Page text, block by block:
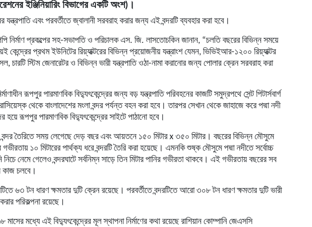
ইঞ্জিনিয়ারিং বিভাগের একটি অংশ)।
যন্ত্রপাতি এবং পরবর্তীতে জ্বালানী সরবরাহ করার জন্য এই বন্দরটি ব্যবহার করা হবে।
নির্মাণ প্রকল্পের সহ-সভাপতি ও পরিচালক এস. জি. লাসতোচকিন জানান, “চলতি বছরের বিভিন্ন সময়ে
কেন্দ্রের প্রথম ইউনিটের রিয়্যাক্টরের বিভিন্ন প্রয়োজনীয় যন্ত্রাংশ যেমন, ভিভিইআর-১২০০ রিয়্যাক্টর
চারটি স্টিম জেনারেটর ও বিভিন্ন ভারী যন্ত্রপাতি ওঠা-নামা করানোর জন্য পোলার ক্রেন সরবরাহ করা
রূপপুর পারমাণবিক বিদ্যুৎকেন্দ্রের জন্য বড় যন্ত্রপাতি পরিবহনের কাজটি সমুদ্রপথে সেন্ট পিটার্সবার্গ
থেকে বাংলাদেশের মংলা বন্দর পর্যন্ত বহন করা হবে। তারপর সেখান থেকে জাহাজে করে পদ্মা নদী
হয়ে রূপপুর পারমাণবিক বিদ্যুৎকেন্দ্রের সাইটে পাঠানো হবে।
বন্দর তৈরিতে সময় লেগেছে দেড় বছর এবং আয়তনে ১৫০ মিটার x ৩৫০ মিটার। বছরের বিভিন্ন মৌসুমে
গভীরতায় ১০ মিটারের পার্থক্য ধরে বন্দরটি তৈরি করা হয়েছে। এমনকি শুষ্ক মৌসুমে পদ্মা নদীতে সর্বোচ্চ
নিচে নেমে গেলেও বন্দরঘাটে সর্বনিম্ন সাড়ে তিন মিটার পানির গভীরতা থাকবে। এই গভীরতায় বছরের সব
কাজ চলবে।
৬৩ টন ধারণ ক্ষমতার দুটি ক্রেন রয়েছে। পরবর্তীতে বন্দরটিতে আরো ৩০৮ টন ধারণ ক্ষমতার দুটি ভারী
পরিকল্পনা রয়েছে।
মধ্যে এই বিদ্যুৎকেন্দ্রের মূল স্থাপনা নির্মাণের কথা রয়েছে রাশিয়ান কোম্পানি জেএসসি